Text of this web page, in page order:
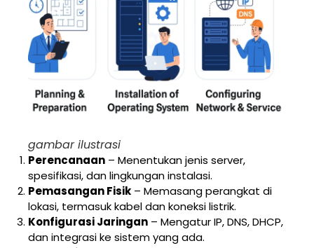
gambar ilustrasi
Perencanaan – Menentukan jenis server,
spesifikasi, dan lingkungan instalasi.
Pemasangan Fisik – Memasang perangkat di
lokasi, termasuk kabel dan koneksi listrik.
Konfigurasi Jaringan – Mengatur IP, DNS, DHCP,
dan integrasi ke sistem yang ada.